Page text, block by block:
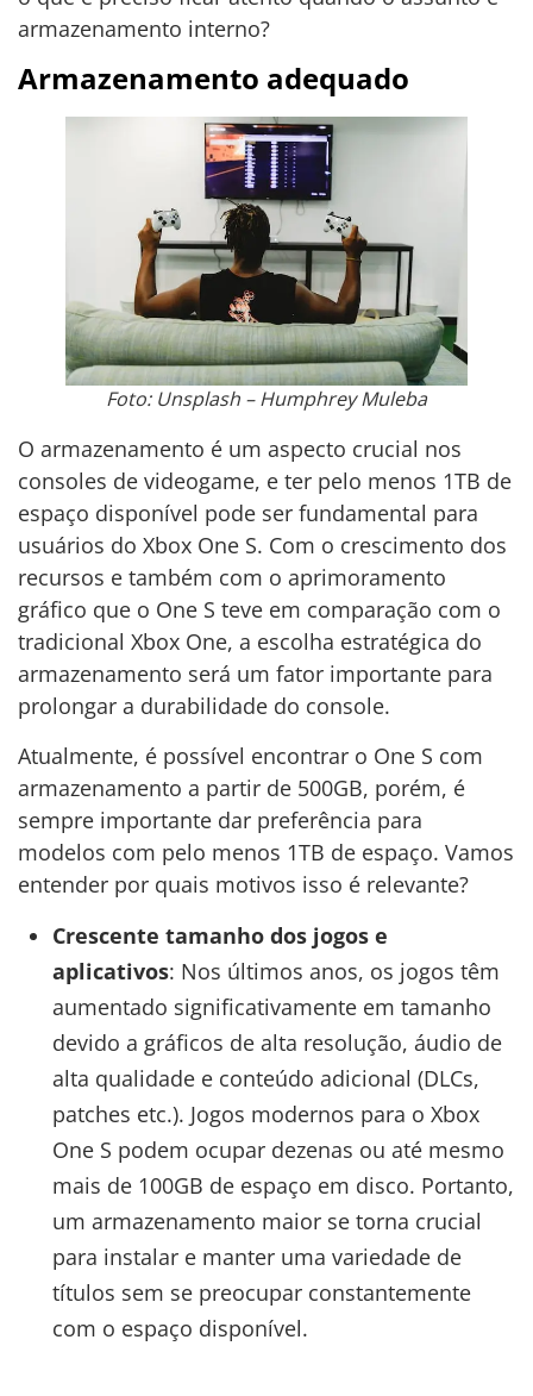
armazenamento interno?
Armazenamento adequado
Foto: Unsplash – Humphrey Muleba
O armazenamento é um aspecto crucial nos
consoles de videogame, e ter pelo menos 1TB de
espaço disponível pode ser fundamental para
usuários do Xbox One S. Com o crescimento dos
recursos e também com o aprimoramento
gráfico que o One S teve em comparação com o
tradicional Xbox One, a escolha estratégica do
armazenamento será um fator importante para
prolongar a durabilidade do console.
Atualmente, é possível encontrar o One S com
armazenamento a partir de 500GB, porém, é
sempre importante dar preferência para
modelos com pelo menos 1TB de espaço. Vamos
entender por quais motivos isso é relevante?
Crescente tamanho dos jogos e
aplicativos: Nos últimos anos, os jogos têm
aumentado significativamente em tamanho
devido a gráficos de alta resolução, áudio de
alta qualidade e conteúdo adicional (DLCs,
patches etc.). Jogos modernos para o Xbox
One S podem ocupar dezenas ou até mesmo
mais de 100GB de espaço em disco. Portanto,
um armazenamento maior se torna crucial
para instalar e manter uma variedade de
títulos sem se preocupar constantemente
com o espaço disponível.